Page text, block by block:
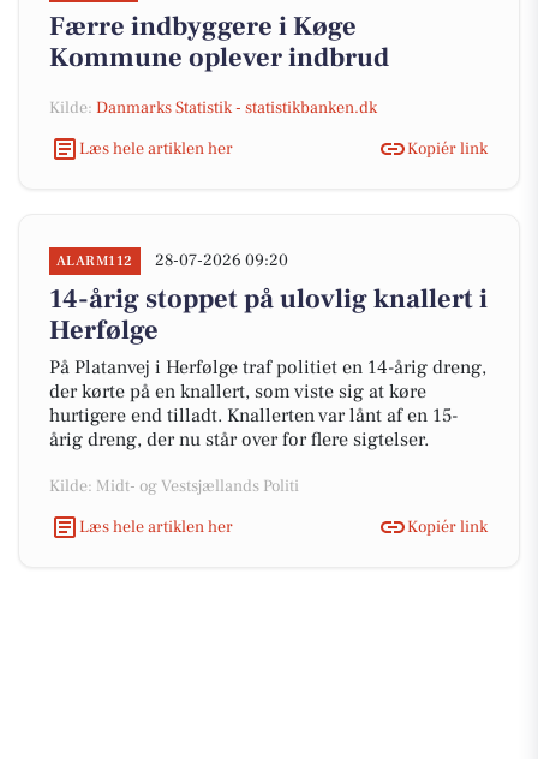
Færre indbyggere i Køge
Kommune oplever indbrud
Kilde: Danmarks Statistik - statistikbanken.dk
Læs hele artiklen her
Kopiér link
ALARM112 28-07-2026 09:20
14-årig stoppet på ulovlig knallert i
Herfølge
På Platanvej i Herfølge traf politiet en 14-årig dreng,
der kørte på en knallert, som viste sig at køre
hurtigere end tilladt. Knallerten var lånt af en 15-
årig dreng, der nu står over for flere sigtelser.
Kilde: Midt- og Vestsjællands Politi
Læs hele artiklen her
Kopiér link